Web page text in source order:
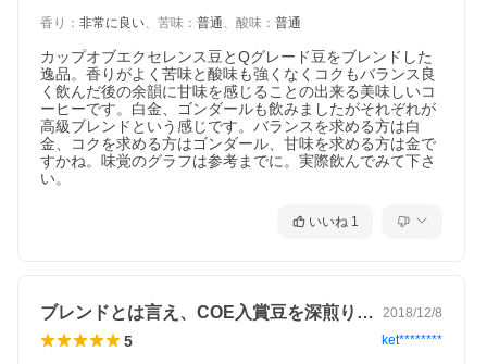
香り ： 非常に良い、 苦味 ： 普通、 酸味 ： 普通
カップオブエクセレンス豆とQグレード豆をブレンドした
逸品。香りがよく苦味と酸味も強くなくコクもバランス良
く飲んだ後の余韻に甘味を感じることの出来る美味しいコ
ーヒーです。白金、ゴンダールも飲みましたがそれぞれが
高級ブレンドという感じです。バランスを求める方は白
金、コクを求める方はゴンダール、甘味を求める方は金で
すかね。味覚のグラフは参考までに。実際飲んでみて下さ
い。
いいね 1
ブレンドとは言え、COE入賞豆を深煎り… 2018/12/8
5 ket********